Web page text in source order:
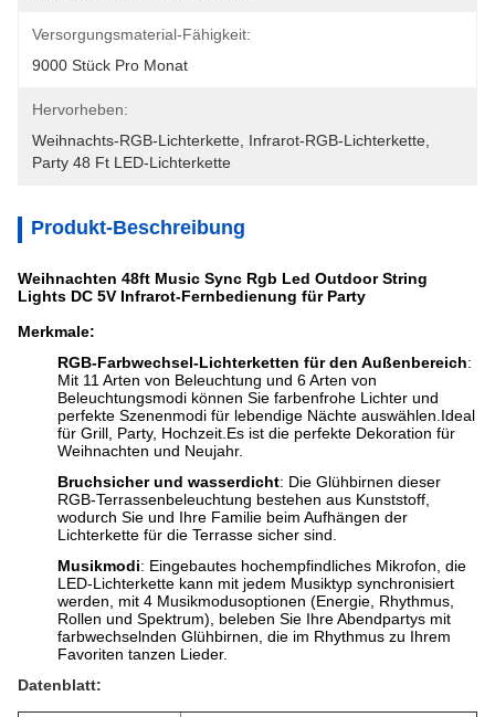
Versorgungsmaterial-Fähigkeit:
9000 Stück Pro Monat
Hervorheben:
Weihnachts-RGB-Lichterkette Infrarot-RGB-Lichterkette
Party 48 Ft LED-Lichterkette
Produkt-Beschreibung
Weihnachten 48ft Music Sync Rgb Led Outdoor String
Lights DC 5V Infrarot-Fernbedienung für Party
Merkmale:
RGB-Farbwechsel-Lichterketten für den Außenbereich:
Mit 11 Arten von Beleuchtung und 6 Arten von
Beleuchtungsmodi können Sie farbenfrohe Lichter und
perfekte Szenenmodi für lebendige Nächte auswählen.Ideal
für Grill, Party, Hochzeit.Es ist die perfekte Dekoration für
Weihnachten und Neujahr.
Bruchsicher und wasserdicht: Die Glühbirnen dieser
RGB-Terrassenbeleuchtung bestehen aus Kunststoff,
wodurch Sie und Ihre Familie beim Aufhängen der
Lichterkette für die Terrasse sicher sind.
Musikmodi: Eingebautes hochempfindliches Mikrofon, die
LED-Lichterkette kann mit jedem Musiktyp synchronisiert
werden, mit 4 Musikmodusoptionen (Energie, Rhythmus,
Rollen und Spektrum), beleben Sie Ihre Abendpartys mit
farbwechselnden Glühbirnen, die im Rhythmus zu Ihrem
Favoriten tanzen Lieder.
Datenblatt: